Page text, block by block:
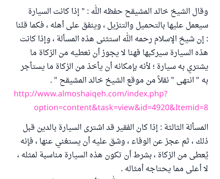
وقال الشيخ خالد المشيقح حفظه الله : " إذا كانت السيارة
سيعمل عليها بالتحميل والتنزيل ، وينفق على أهله ، فكما قلنا
: إن شيخ الإسلام رحمه الله استثنى هذه المسألة ، وإذا كانت
هذه السيارة سيركبها فهنا لا يجوز أن نعطيه من الزكاة ما
يشتري به سيارة ؛ لأنه بإمكانه أن يأخذ من الزكاة ما يستأجر
به " انتهى " نقلاً من موقع الشيخ خالد المشيقح " .
http://www.almoshaiqeh.com/index.php?
option=content&task=view&id=4920&Itemid=8
المسألة الثالثة : إذا كان الفقير قد اشترى السيارة بالدين قبل
ذلك ، ثم عجز عن الوفاء ، وشق عليه أن يستغني عنها ، فإنه
يُعطى من الزكاة ، بشرط أن تكون هذه السيارة مناسبة لمثله ،
لا أعلى مما يحتاجه أمثاله .